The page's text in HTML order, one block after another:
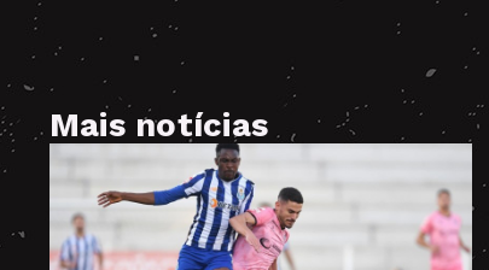
Mais notícias